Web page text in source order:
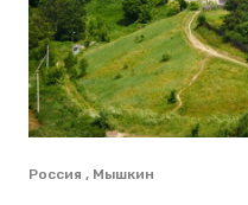
Россия , Мышкин